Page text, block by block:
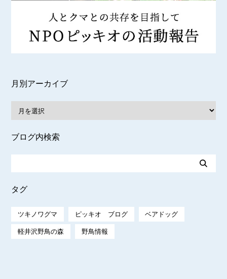
月別アーカイブ
ブログ内検索
タグ
ツキノワグマ ピッキオ ブログ ベアドッグ
軽井沢野鳥の森 野鳥情報